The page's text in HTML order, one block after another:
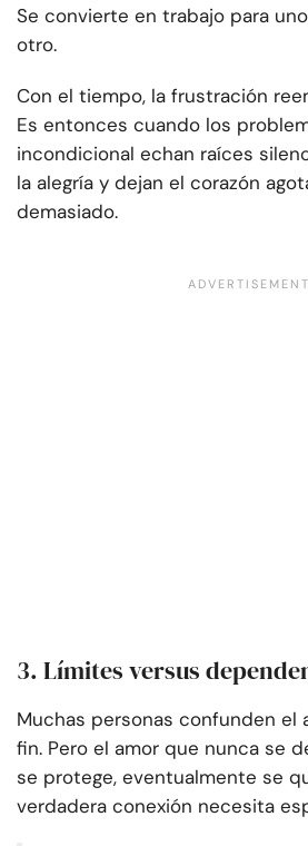
Se convierte en trabajo para
otro.
Con el tiempo, la frustración
Es entonces cuando los
incondicional echan raíces
la alegría y dejan el corazón
demasiado.
3. Límites versus
Muchas personas confunden el
fin. Pero el amor que nunca se
se protege, eventualmente se
verdadera conexión necesita